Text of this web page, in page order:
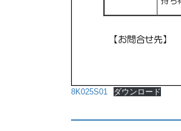
8K025S01 ダウンロード